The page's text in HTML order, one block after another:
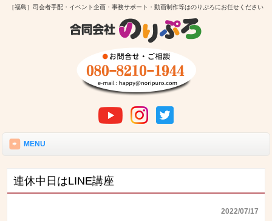
［福島］司会者手配・イベント企画・事務サポート・動画制作等はのりぷろにお任せください
MENU
連休中日はLINE講座
2022/07/17